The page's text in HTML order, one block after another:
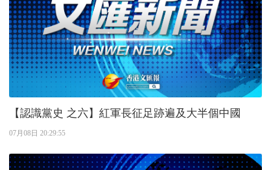
【認識黨史 之六】紅軍長征足跡遍及大半個中國
07月08日 20:29:55